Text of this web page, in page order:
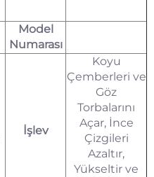
Model
Numarası
İşlev
Koyu
Çemberleri ve
Göz
Torbalarını
Açar, İnce
Çizgileri
Azaltır,
Yükseltir ve